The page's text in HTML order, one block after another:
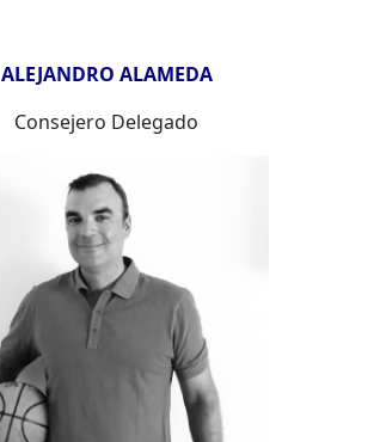
ALEJANDRO ALAMEDA
Consejero Delegado